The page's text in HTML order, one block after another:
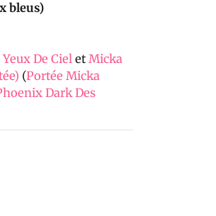
bleus)
De Cielet Micka
(Portée Micka
Dark Des